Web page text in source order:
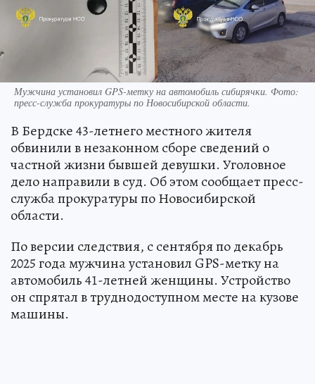
Мужчина установил GPS-метку на автомобиль сибирячки. Фото:
пресс-служба прокуратуры по Новосибирской области.
В Бердске 43-летнего местного жителя
обвинили в незаконном сборе сведений о
частной жизни бывшей девушки. Уголовное
дело направили в суд. Об этом сообщает пресс-
служба прокуратуры по Новосибирской
области.
По версии следствия, с сентября по декабрь
2025 года мужчина установил GPS-метку на
автомобиль 41-летней женщины. Устройство
он спрятал в труднодоступном месте на кузове
машины.